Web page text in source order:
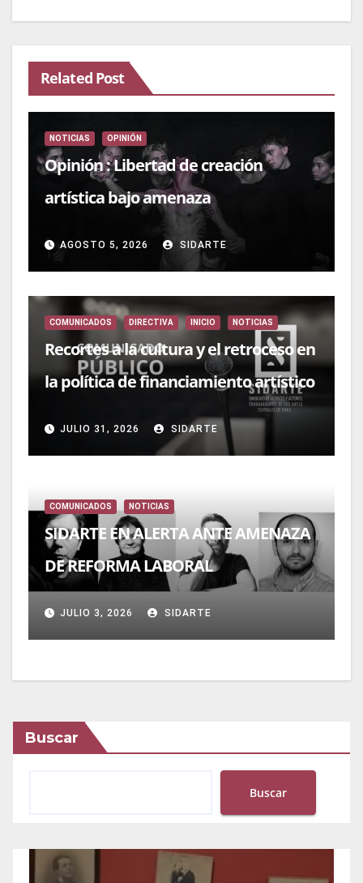
Related Post
NOTICIAS OPINIÓN
Opinión : Libertad de creación
artística bajo amenaza
AGOSTO 5, 2026 SIDARTE
COMUNICADOS DIRECTIVA INICIO NOTICIAS
Recortes a la cultura y el retroceso en
la política de financiamiento artístico
JULIO 31, 2026 SIDARTE
COMUNICADOS NOTICIAS
SIDARTE EN ALERTA ANTE AMENAZA
DE REFORMA LABORAL
JULIO 3, 2026 SIDARTE
Buscar
Buscar